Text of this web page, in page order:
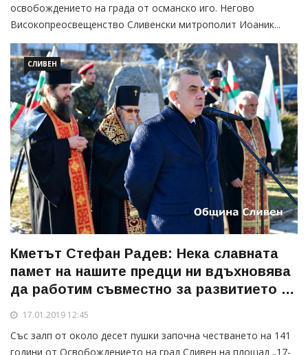
освобождението на града от османско иго. Негово
Високопреосвещенство Сливенски митрополит Иоаник...
СЛИВЕН
Кметът Стефан Радев: Нека славната
памет на нашите предци ни вдъхновява
да работим съвместно за развитието и
17.01.2019 12:45
Със залп от около десет пушки започна честването на 141
години от Освобождението на град Сливен на площад „17-